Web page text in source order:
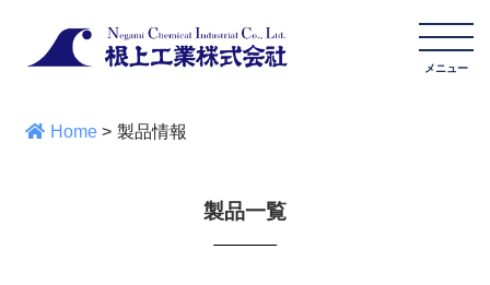
Home > 製品情報
製品一覧